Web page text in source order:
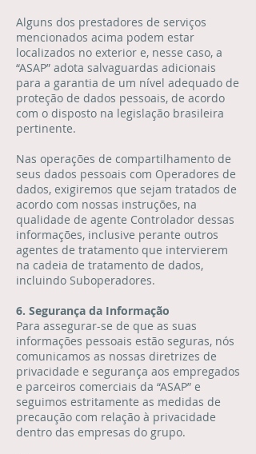
Alguns dos prestadores de serviços
mencionados acima podem estar
localizados no exterior e, nesse caso, a
“ASAP” adota salvaguardas adicionais
para a garantia de um nível adequado de
proteção de dados pessoais, de acordo
com o disposto na legislação brasileira
pertinente.
Nas operações de compartilhamento de
seus dados pessoais com Operadores de
dados, exigiremos que sejam tratados de
acordo com nossas instruções, na
qualidade de agente Controlador dessas
informações, inclusive perante outros
agentes de tratamento que intervierem
na cadeia de tratamento de dados,
incluindo Suboperadores.
6. Segurança da Informação
Para assegurar-se de que as suas
informações pessoais estão seguras, nós
comunicamos as nossas diretrizes de
privacidade e segurança aos empregados
e parceiros comerciais da “ASAP” e
seguimos estritamente as medidas de
precaução com relação à privacidade
dentro das empresas do grupo.